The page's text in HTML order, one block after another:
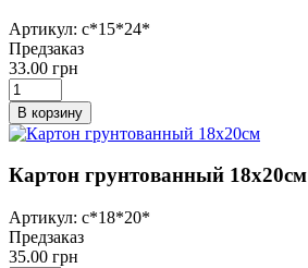
Артикул: с*15*24*
Предзаказ
33.00 грн
В корзину
Картон грунтованный 18х20см
Артикул: с*18*20*
Предзаказ
35.00 грн